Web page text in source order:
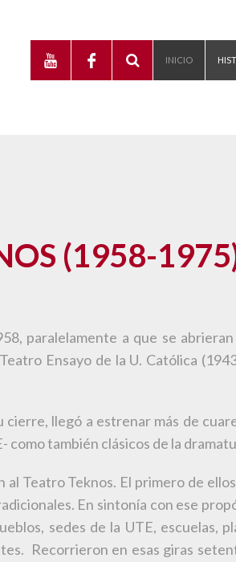
INICIO
(1958-
paralelamente a que se
Ensayo de la U. Católica
cierre, llegó a estrenar más de
como también clásicos de la
Teatro Teknos. El primero de
En sintonía con ese
sedes de la UTE,
Recorrieron en esas giras